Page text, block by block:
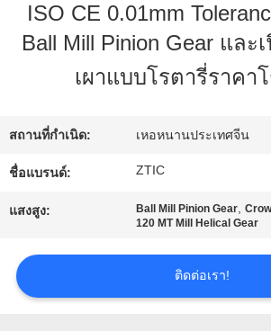
กับ
ทัวร์
โรงงาน
ควบคุม
คุณภาพ
ISO CE 0.01mm
Ball Mill Pinion Gear และ
เผาแบบโรตารี่ราคา
สถานที่กำเนิด: เหอหนานประเทศจีน
ชื่อแบรนด์: ZTIC
แสงสูง: Ball Mill Pinion Gear,
120 MT Mill Helical Gear
ติดต่อเรา!